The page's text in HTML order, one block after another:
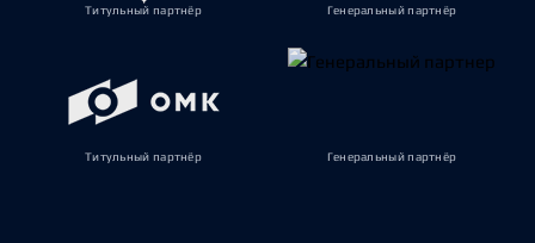
Титульный партнёр Генеральный партнёр
Титульный партнёр Генеральный партнёр